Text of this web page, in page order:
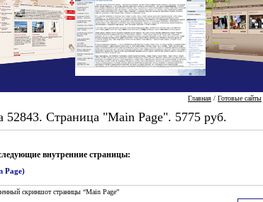
Главная / Готовые сайты
52843. Страница "Main Page". 5775 руб.
внутренние страницы:
Page)
скриншот страницы “Main Page”